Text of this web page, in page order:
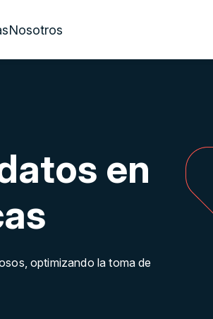
Nosotros
en
optimizando la toma de